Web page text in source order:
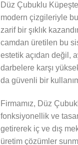
Düz Çubuklu
modern çizgileriyle
zarif bir şıklık
camdan üretilen bu
estetik açıdan değil,
darbelere karşı
da güvenli bir
Firmamız, Düz
fonksiyonellik ve
getirerek iç ve dış
üretim çözümler